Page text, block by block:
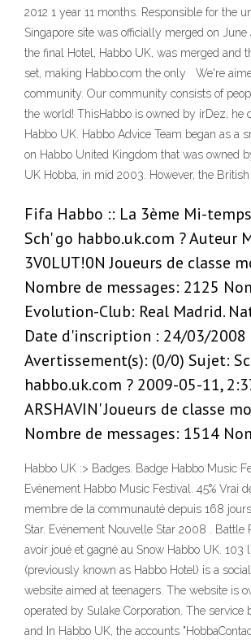
2012 1 year 11 months. Responsible for the
Singapore site was officially merged on June
the final Hotel, Habbo UK, was merged and
set, making Habbo.com the only We're
community. Our community consists of
the world! ThisHabbo is owned by irDez, he
Habbo UK. Habbo Advice Team began as a
on Habbo United Kingdom that was owned
UK Hobba, in mid 2003. However, the British
Fifa Habbo :: La 3ème Mi-
Sch' go habbo.uk.com ? Auteur
3V0LUT!0N Joueurs de classe
Nombre de messages: 2125
Evolution-Club: Real Madrid.
Date d'inscription : 24/03/2008
Avertissement(s): (0/0) Sujet:
habbo.uk.com ? 2009-05-11,
ARSHAVIN' Joueurs de classe
Nombre de messages: 1514
Habbo UK :> Badges. Badge Habbo Music
Evénement Habbo Music Festival. 45% Vrai
membre de la communauté depuis 168
Star. Evénement Nouvelle Star 2008 . Battle
avoir joué et gagné au Snow Habbo UK. 103
(previously known as Habbo Hotel) is a
website aimed at teenagers. The website is
operated by Sulake Corporation. The service
and In Habbo UK, the accounts